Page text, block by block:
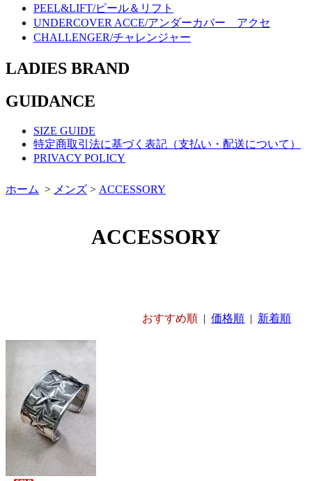
PEEL&LIFT/ピール＆リフト
UNDERCOVER ACCE/アンダーカバー アクセ
CHALLENGER/チャレンジャー
LADIES BRAND
GUIDANCE
SIZE GUIDE
特定商取引法に基づく表記（支払い・配送について）
PRIVACY POLICY
ホーム > メンズ > ACCESSORY
ACCESSORY
おすすめ順 |価格順 | 新着順